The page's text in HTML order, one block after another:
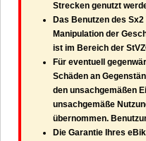
Strecken genutzt
Das Benutzen des
Manipulation der
ist im Bereich der
Für eventuell
Schäden an
den unsachgemäßen
unsachgemäße
übernommen.
Die Garantie Ihres